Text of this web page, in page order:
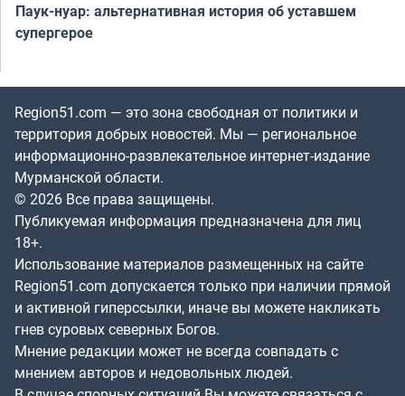
Паук-нуар: альтернативная история об уставшем
супергерое
Region51.com — это зона свободная от политики и
территория добрых новостей. Мы — региональное
информационно-развлекательное интернет-издание
Мурманской области.
© 2026 Все права защищены.
Публикуемая информация предназначена для лиц
18+.
Использование материалов размещенных на сайте
Region51.com допускается только при наличии прямой
и активной гиперссылки, иначе вы можете накликать
гнев суровых северных Богов.
Мнение редакции может не всегда совпадать с
мнением авторов и недовольных людей.